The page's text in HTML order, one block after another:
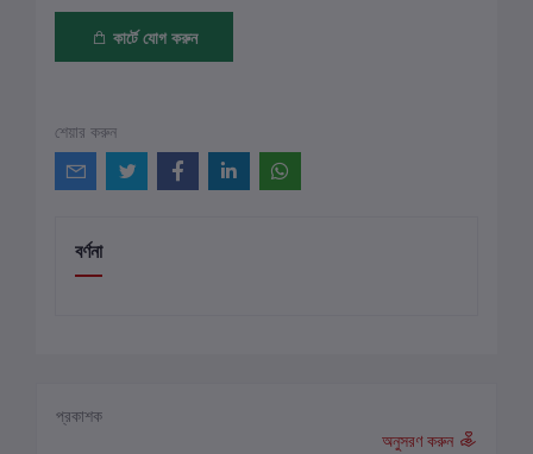
কার্টে যোগ করুন
শেয়ার করুন
বর্ণনা
প্রকাশক
অনুসরণ করুন